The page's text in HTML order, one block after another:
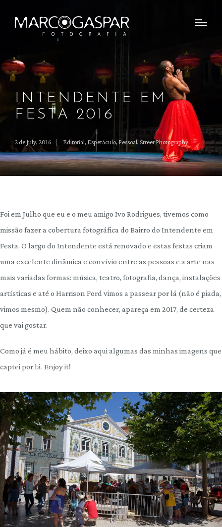
INTENDENTE EM
FESTA 2016
2 de July, 2016
Posted
in
Editorial, Espetáculo, Pessoal, Street Photography
Foi em Julho que eu e o meu amigo Ivo Rodrigues, tivemos como
missão fazer a cobertura fotográfica do Bairro do Intendente em
Festa. O largo do Intendente está renovado e estas festas criam
uma excelente dinâmica e convívio entre as pessoas e a arte nas
mais variadas formas: música, teatro, fotografia, dança, instalações
artísticas e até o Harrison Ford vimos a passear por lá (não é piada,
vimos mesmo). Quem não conhecer, apareça em 2017, de certeza
que vai gostar.
Como já é meu hábito, deixo aqui algumas das minhas imagens que
captei por lá. Enjoy it!